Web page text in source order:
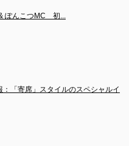
ぽんこつMC　初...
：「寄席」スタイルのスペシャルイ